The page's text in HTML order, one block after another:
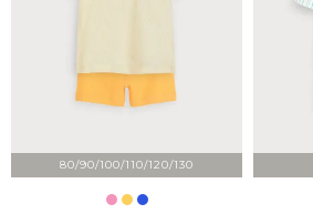
80/90/100/110/120/130